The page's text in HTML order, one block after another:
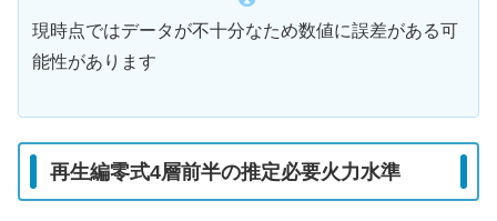
現時点ではデータが不十分なため数値に誤差がある可
能性があります
再生編零式4層前半の推定必要火力水準